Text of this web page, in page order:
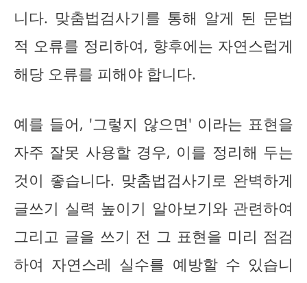
니다. 맞춤법검사기를 통해 알게 된 문법
적 오류를 정리하여, 향후에는 자연스럽게
해당 오류를 피해야 합니다.
예를 들어, '그렇지 않으면' 이라는 표현을
자주 잘못 사용할 경우, 이를 정리해 두는
것이 좋습니다. 맞춤법검사기로 완벽하게
글쓰기 실력 높이기 알아보기와 관련하여
그리고 글을 쓰기 전 그 표현을 미리 점검
하여 자연스레 실수를 예방할 수 있습니